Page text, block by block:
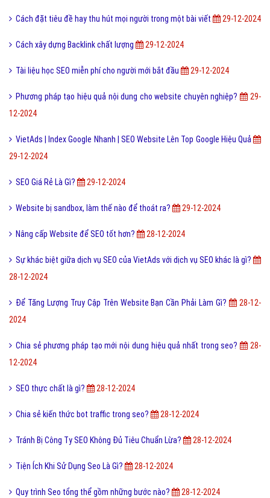
Cách đặt tiêu đề hay thu hút mọi người trong một bài viết 29-12-2024
Cách xây dựng Backlink chất lượng 29-12-2024
Tài liệu học SEO miễn phí cho người mới bắt đầu 29-12-2024
Phương pháp tạo hiệu quả nội dung cho website chuyên nghiệp?
29-
12-2024
VietAds | Index Google Nhanh | SEO Website Lên Top Google Hiệu Quả
29-12-2024
SEO Giá Rẻ Là Gì? 29-12-2024
Website bị sandbox, làm thế nào để thoát ra? 29-12-2024
Nâng cấp Website để SEO tốt hơn? 28-12-2024
Sự khác biệt giữa dịch vụ SEO của VietAds với dịch vụ SEO khác là gì?
28-12-2024
Để Tăng Lượng Truy Cập Trên Website Bạn Cần Phải Làm Gì?
28-12-
2024
Chia sẻ phương pháp tạo mới nội dung hiệu quả nhất trong seo?
28-
12-2024
SEO thực chất là gì? 28-12-2024
Chia sẻ kiến thức bot traffic trong seo? 28-12-2024
Tránh Bị Công Ty SEO Không Đủ Tiêu Chuẩn Lừa? 28-12-2024
Tiện Ích Khi Sử Dụng Seo Là Gì? 28-12-2024
Quy trình Seo tổng thể gồm những bước nào? 28-12-2024